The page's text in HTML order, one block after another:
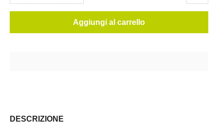
Aggiungi al carrello
DESCRIZIONE